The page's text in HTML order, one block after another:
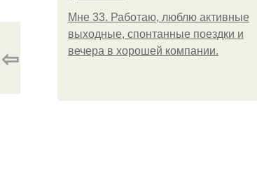
Мне 33. Работаю, люблю активные
выходные, спонтанные поездки и
вечера в хорошей компании.
⇦